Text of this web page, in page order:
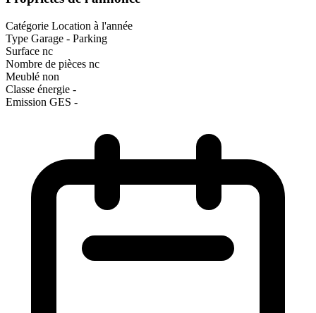
Catégorie Location à l'année
Type Garage - Parking
Surface nc
Nombre de pièces nc
Meublé non
Classe énergie -
Emission GES -